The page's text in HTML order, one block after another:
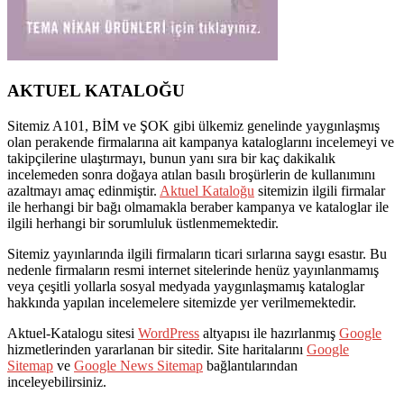
AKTUEL KATALOĞU
Sitemiz A101, BİM ve ŞOK gibi ülkemiz genelinde yaygınlaşmış
olan perakende firmalarına ait kampanya kataloglarını incelemeyi ve
takipçilerine ulaştırmayı, bunun yanı sıra bir kaç dakikalık
incelemeden sonra doğaya atılan basılı broşürlerin de kullanımını
azaltmayı amaç edinmiştir. Aktuel Kataloğu sitemizin ilgili firmalar
ile herhangi bir bağı olmamakla beraber kampanya ve kataloglar ile
ilgili herhangi bir sorumluluk üstlenmemektedir.
Sitemiz yayınlarında ilgili firmaların ticari sırlarına saygı esastır. Bu
nedenle firmaların resmi internet sitelerinde henüz yayınlanmamış
veya çeşitli yollarla sosyal medyada yaygınlaşmamış kataloglar
hakkında yapılan incelemelere sitemizde yer verilmemektedir.
Aktuel-Katalogu sitesi WordPress altyapısı ile hazırlanmış Google
hizmetlerinden yararlanan bir sitedir. Site haritalarını Google
Sitemap ve Google News Sitemap bağlantılarından
inceleyebilirsiniz.